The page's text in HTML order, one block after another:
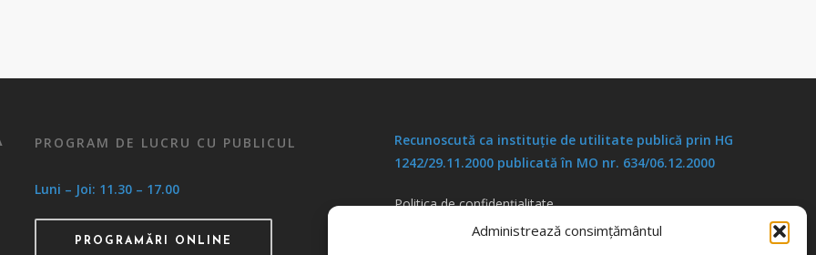
Administrează consimțământul
PROGRAM DE LUCRU CU PUBLICUL
Luni – Joi: 11.30 – 17.00
PROGRAMĂRI ONLINE
Recunoscută ca instituţie de utilitate publică prin HG
1242/29.11.2000 publicată în MO nr. 634/06.12.2000
Politica de confidențialitate
Politica de cookies